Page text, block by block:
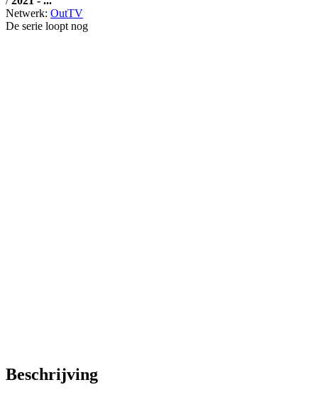
Netwerk: OutTV
De serie loopt nog
Beschrijving